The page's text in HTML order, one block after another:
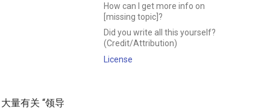
How can I get more info on
[missing topic]?
Did you write all this yourself?
(Credit/Attribution)
License
量有关 “领导